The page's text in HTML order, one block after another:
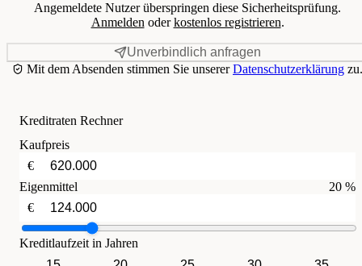
Angemeldete Nutzer überspringen diese Sicherheitsprüfung.
Anmelden oderkostenlos registrieren.
Unverbindlich anfragen
Mit dem Absenden stimmen Sie unsererDatenschutzerklärung zu.
Kreditraten Rechner
Kaufpreis
€
Eigenmittel
20 %
€
Kreditlaufzeit in Jahren